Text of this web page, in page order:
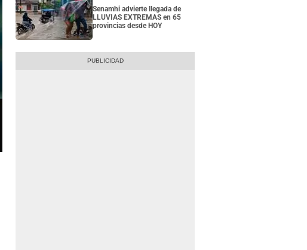
Senamhi advierte llegada de
LLUVIAS EXTREMAS en 65
provincias desde HOY